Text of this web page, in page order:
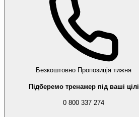
Безкоштовно Пропозиція тижня
Підберемо тренажер під ваші цілі
0 800 337 274